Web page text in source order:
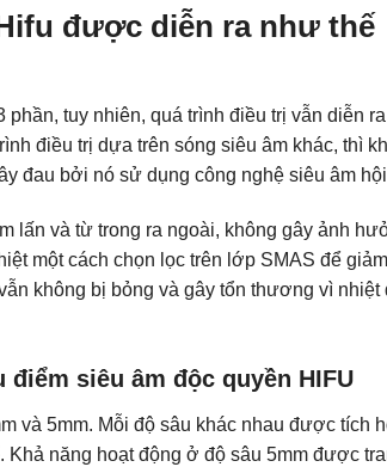
được diễn ra như thế
tuy nhiên, quá trình điều trị vẫn diễn ra
điều trị dựa trên sóng siêu âm khác, thì
đau bởi nó sử dụng công nghệ siêu âm
lấn và từ trong ra ngoài, không gây ảnh
một cách chọn lọc trên lớp SMAS để
không bị bỏng và gây tổn thương vì nhiệt
siêu âm độc quyền HIFU
và 5mm. Mỗi độ sâu khác nhau được tích
năng hoạt động ở độ sâu 5mm được